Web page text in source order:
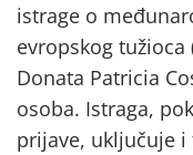
istrage o
evropskog tužioca
Donata Patricia
osoba. Istraga,
prijave, uključuje